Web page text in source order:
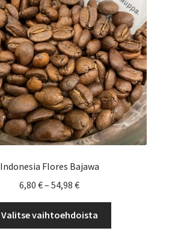
Indonesia Flores Bajawa
6,80 €– 54,98 €Hintaluokka:
-
54,98 €
Valitse vaihtoehdoista